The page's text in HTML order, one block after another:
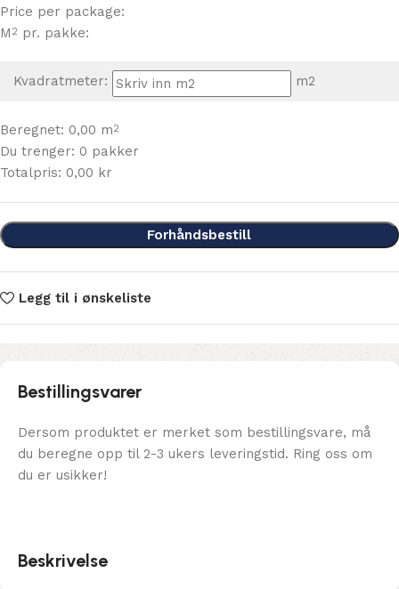
Price per package:
M 2 pr. pakke:
Kvadratmeter: m2
Beregnet: 0,00 m2
Du trenger: 0 pakker
Totalpris: 0,00 kr
Forhåndsbestill
Legg til i ønskeliste
Bestillingsvarer
Dersom produktet er merket som bestillingsvare, må
du beregne opp til 2-3 ukers leveringstid. Ring oss om
du er usikker!
Beskrivelse